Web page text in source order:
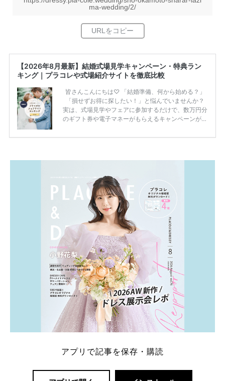
ma-wedding/2/
【2026年8月最新】結婚式場見学キャンペーン・特典ラン
キング｜プラコレや式場紹介サイトを徹底比較
皆さんこんにちは♡ 「結婚準備、何から始める？」
「損せずお得に探したい！」と悩んでいませんか？
実は、式場見学やフェアに参加するだけで、数万円分
のギフト券や電子マネーがもらえるキャンペーンがあ
ため、比較せずに選ぶと損をしてしまうことも……。
一番お得？」「プラコレの特典は？」といった疑問も
解決します。 まずは診断で候補を絞れる「ウェディ
ング診断」か、体験型 […]続きを読む
アプリで記事を保存・購読